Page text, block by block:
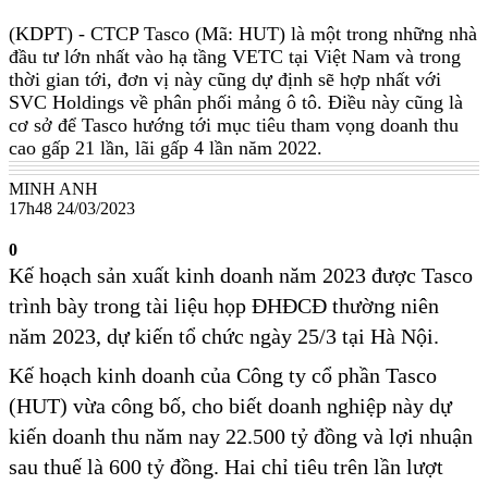
(KDPT) - CTCP Tasco (Mã: HUT) là một trong những nhà
đầu tư lớn nhất vào hạ tầng VETC tại Việt Nam và trong
thời gian tới, đơn vị này cũng dự định sẽ hợp nhất với
SVC Holdings về phân phối mảng ô tô. Điều này cũng là
cơ sở để Tasco hướng tới mục tiêu tham vọng doanh thu
cao gấp 21 lần, lãi gấp 4 lần năm 2022.
MINH ANH
17h48 24/03/2023
0
Kế hoạch sản xuất kinh doanh năm 2023 được Tasco
trình bày trong tài liệu họp ĐHĐCĐ thường niên
năm 2023, dự kiến tổ chức ngày 25/3 tại Hà Nội.
Kế hoạch kinh doanh của Công ty cổ phần Tasco
(HUT) vừa công bố, cho biết doanh nghiệp này dự
kiến doanh thu năm nay 22.500 tỷ đồng và lợi nhuận
sau thuế là 600 tỷ đồng. Hai chỉ tiêu trên lần lượt